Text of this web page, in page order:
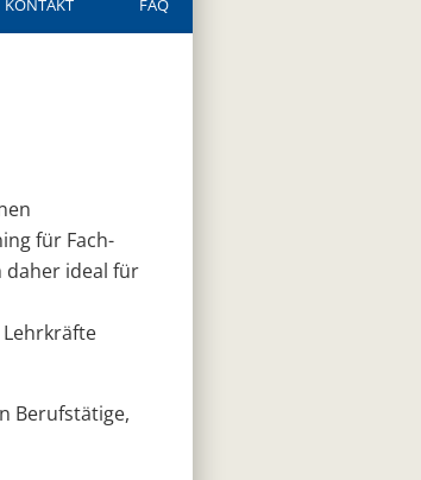
KONTAKT FAQ
für Fach-
daher ideal für
Berufstätige,